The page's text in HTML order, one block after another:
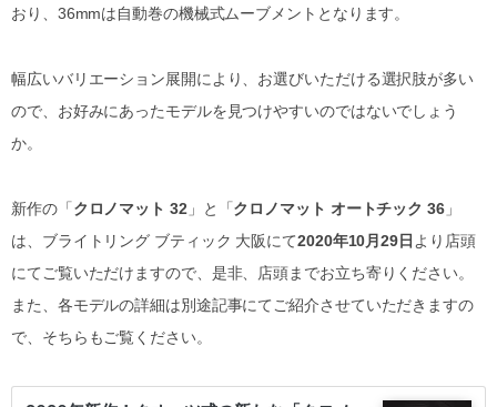
おり、36mmは自動巻の機械式ムーブメントとなります。
幅広いバリエーション展開により、お選びいただける選択肢が多い
ので、お好みにあったモデルを見つけやすいのではないでしょう
か。
新作の「クロノマット 32」と「クロノマット オートチック 36」
は、ブライトリング ブティック 大阪にて2020年10月29日 より店頭
にてご覧いただけますので、是非、店頭までお立ち寄りください。
また、各モデルの詳細は別途記事にてご紹介させていただきますの
で、そちらもご覧ください。